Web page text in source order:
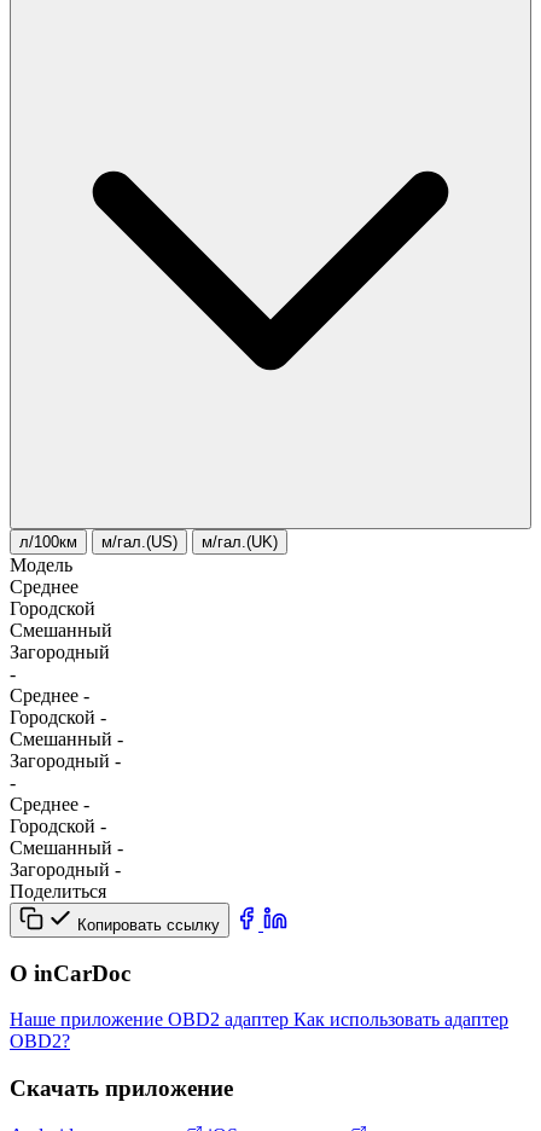
л/100км м/гал.(US) м/гал.(UK)
Модель
Среднее
Городской
Смешанный
Загородный
-
Среднее -
Городской -
Смешанный -
Загородный -
-
Среднее -
Городской -
Смешанный -
Загородный -
Поделиться
Копировать ссылку
О inCarDoc
Наше приложение OBD2 адаптер Как использовать адаптер
OBD2?
Скачать приложение